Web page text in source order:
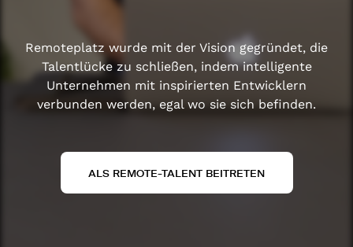
Remoteplatz wurde mit der Vision gegründet, die
Talentlücke zu schließen, indem intelligente
Unternehmen mit inspirierten Entwicklern
verbunden werden, egal wo sie sich befinden.
ALS REMOTE-TALENT BEITRETEN